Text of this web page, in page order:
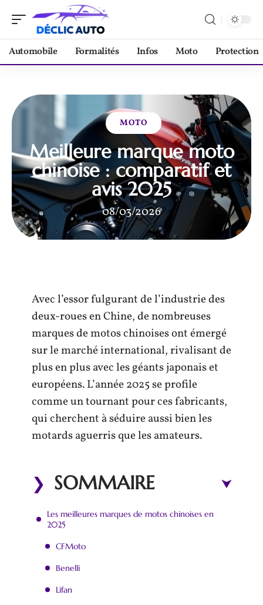
Automobile Formalités Infos Moto Protection
MOTO
Meilleure marque moto
chinoise : comparatif et
avis 2025
08/03/2026
Avec l’essor fulgurant de l’industrie des
deux-roues en Chine, de nombreuses
marques de motos chinoises ont émergé
sur le marché international, rivalisant de
plus en plus avec les géants japonais et
européens. L’année 2025 se profile
comme un tournant pour ces fabricants,
qui cherchent à séduire aussi bien les
motards aguerris que les amateurs.
SOMMAIRE
Les meilleures marques de motos chinoises en
2025
CFMoto
Benelli
Lifan